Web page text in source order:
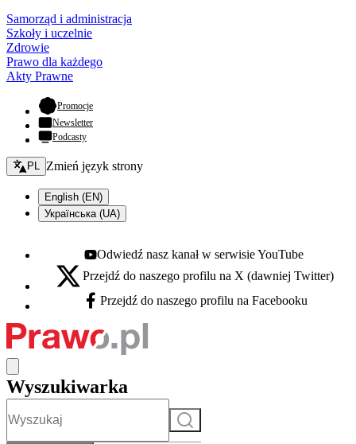
Samorząd i administracja
Szkoły i uczelnie
Zdrowie
Prawo dla każdego
Akty Prawne
Promocje- otwiera się w nowej karcie
Newsletter
Podcasty
Zmień język - bieżący:
PL Zmień język strony
English (EN)
Українська (UA)
Youtube - otwiera się w nowej karcie
Odwiedź nasz kanał w serwisie YouTube
X - otwiera się w nowej karcie
Przejdź do naszego profilu na X (dawniej Twitter)
Facebook - otwiera się w nowej karcie
Przejdź do naszego profilu na Facebooku
Wyszukiwarka
Szukaj